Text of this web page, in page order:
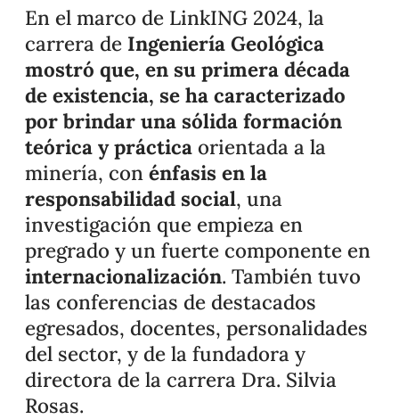
En el marco de LinkING 2024, la
carrera de Ingeniería Geológica
mostró que, en su primera década
de existencia, se ha caracterizado
por brindar una sólida formación
teórica y práctica orientada a la
minería, con énfasis en la
responsabilidad social, una
investigación que empieza en
pregrado y un fuerte componente en
internacionalización. También tuvo
las conferencias de destacados
egresados, docentes, personalidades
del sector, y de la fundadora y
directora de la carrera Dra. Silvia
Rosas.